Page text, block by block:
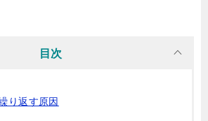
目次
り返す原因